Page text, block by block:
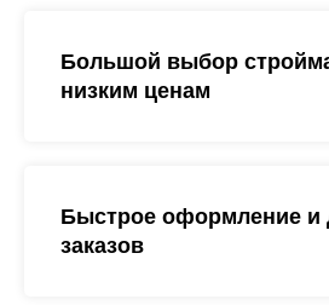
Большой выбор
низким ценам
Быстрое оформление и
заказов